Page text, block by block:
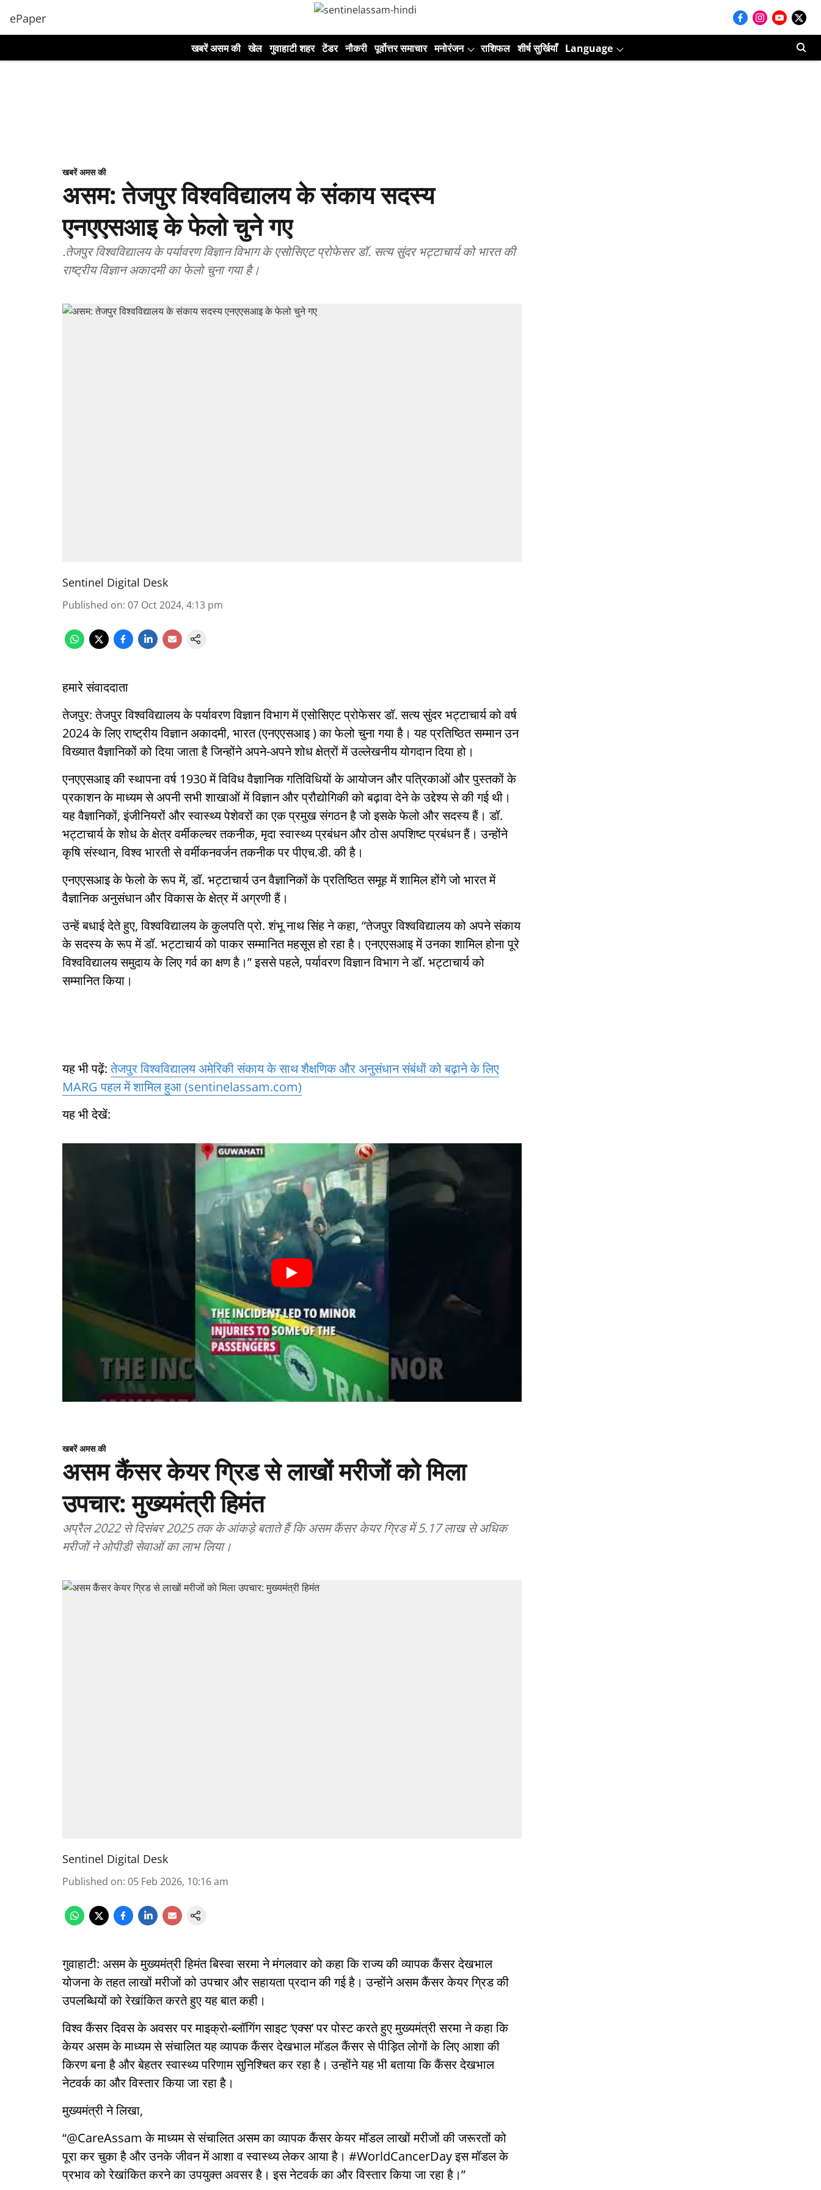
ePaper
खबरें असम की खेल गुवाहाटी शहर टेंडर नौकरी पूर्वोत्तर समाचार मनोरंजन राशिफल शीर्ष सुर्खियाँ Language
खबरें अमस की
असम: तेजपुर विश्वविद्यालय के संकाय सदस्य
एनएएसआइ के फेलो चुने गए
.तेजपुर विश्वविद्यालय के पर्यावरण विज्ञान विभाग के एसोसिएट प्रोफेसर डॉ. सत्य सुंदर भट्टाचार्य को भारत की
राष्ट्रीय विज्ञान अकादमी का फेलो चुना गया है।
Sentinel Digital Desk
Published on: 07 Oct 2024, 4:13 pm
हमारे संवाददाता
तेजपुर: तेजपुर विश्वविद्यालय के पर्यावरण विज्ञान विभाग में एसोसिएट प्रोफेसर डॉ. सत्य सुंदर भट्टाचार्य को वर्ष
2024 के लिए राष्ट्रीय विज्ञान अकादमी, भारत (एनएएसआइ ) का फेलो चुना गया है। यह प्रतिष्ठित सम्मान उन
विख्यात वैज्ञानिकों को दिया जाता है जिन्होंने अपने-अपने शोध क्षेत्रों में उल्लेखनीय योगदान दिया हो।
एनएएसआइ की स्थापना वर्ष 1930 में विविध वैज्ञानिक गतिविधियों के आयोजन और पत्रिकाओं और पुस्तकों के
प्रकाशन के माध्यम से अपनी सभी शाखाओं में विज्ञान और प्रौद्योगिकी को बढ़ावा देने के उद्देश्य से की गई थी।
यह वैज्ञानिकों, इंजीनियरों और स्वास्थ्य पेशेवरों का एक प्रमुख संगठन है जो इसके फेलो और सदस्य हैं। डॉ.
भट्टाचार्य के शोध के क्षेत्र वर्मीकल्चर तकनीक, मृदा स्वास्थ्य प्रबंधन और ठोस अपशिष्ट प्रबंधन हैं। उन्होंने
कृषि संस्थान, विश्व भारती से वर्मीकनवर्जन तकनीक पर पीएच.डी. की है।
एनएएसआइ के फेलो के रूप में, डॉ. भट्टाचार्य उन वैज्ञानिकों के प्रतिष्ठित समूह में शामिल होंगे जो भारत में
वैज्ञानिक अनुसंधान और विकास के क्षेत्र में अग्रणी हैं।
उन्हें बधाई देते हुए, विश्वविद्यालय के कुलपति प्रो. शंभू नाथ सिंह ने कहा, “तेजपुर विश्वविद्यालय को अपने संकाय
के सदस्य के रूप में डॉ. भट्टाचार्य को पाकर सम्मानित महसूस हो रहा है। एनएएसआइ में उनका शामिल होना पूरे
विश्वविद्यालय समुदाय के लिए गर्व का क्षण है।” इससे पहले, पर्यावरण विज्ञान विभाग ने डॉ. भट्टाचार्य को
सम्मानित किया।
यह भी पढ़ें:तेजपुर विश्वविद्यालय अमेरिकी संकाय के साथ शैक्षणिक और अनुसंधान संबंधों को बढ़ाने के लिए
MARG पहल में शामिल हुआ (sentinelassam.com)
यह भी देखें:
खबरें अमस की
असम कैंसर केयर ग्रिड से लाखों मरीजों को मिला
उपचार: मुख्यमंत्री हिमंत
अप्रैल 2022 से दिसंबर 2025 तक के आंकड़े बताते हैं कि असम कैंसर केयर ग्रिड में 5.17 लाख से अधिक
मरीजों ने ओपीडी सेवाओं का लाभ लिया।
Sentinel Digital Desk
Published on: 05 Feb 2026, 10:16 am
गुवाहाटी: असम के मुख्यमंत्री हिमंत बिस्वा सरमा ने मंगलवार को कहा कि राज्य की व्यापक कैंसर देखभाल
योजना के तहत लाखों मरीजों को उपचार और सहायता प्रदान की गई है। उन्होंने असम कैंसर केयर ग्रिड की
उपलब्धियों को रेखांकित करते हुए यह बात कही।
विश्व कैंसर दिवस के अवसर पर माइक्रो-ब्लॉगिंग साइट ‘एक्स’ पर पोस्ट करते हुए मुख्यमंत्री सरमा ने कहा कि
केयर असम के माध्यम से संचालित यह व्यापक कैंसर देखभाल मॉडल कैंसर से पीड़ित लोगों के लिए आशा की
किरण बना है और बेहतर स्वास्थ्य परिणाम सुनिश्चित कर रहा है। उन्होंने यह भी बताया कि कैंसर देखभाल
नेटवर्क का और विस्तार किया जा रहा है।
मुख्यमंत्री ने लिखा,
“@CareAssam के माध्यम से संचालित असम का व्यापक कैंसर केयर मॉडल लाखों मरीजों की जरूरतों को
पूरा कर चुका है और उनके जीवन में आशा व स्वास्थ्य लेकर आया है। #WorldCancerDay इस मॉडल के
प्रभाव को रेखांकित करने का उपयुक्त अवसर है। इस नेटवर्क का और विस्तार किया जा रहा है।”